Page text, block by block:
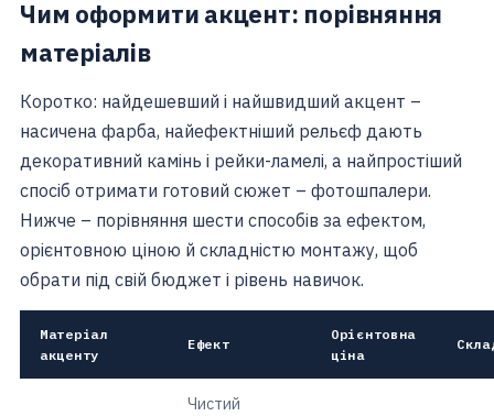
Чим оформити акцент: порівняння
матеріалів
Коротко: найдешевший і найшвидший акцент –
насичена фарба, найефектніший рельєф дають
декоративний камінь і рейки-ламелі, а найпростіший
спосіб отримати готовий сюжет – фотошпалери.
Нижче – порівняння шести способів за ефектом,
орієнтовною ціною й складністю монтажу, щоб
обрати під свій бюджет і рівень навичок.
Матеріал
акценту
Ефект
Орієнтовна
ціна
Чистий